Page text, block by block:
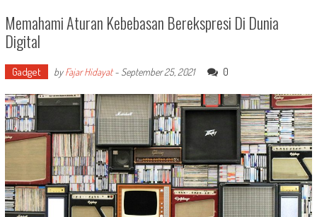
Memahami Aturan Kebebasan Berekspresi Di Dunia
Digital
Gadget byFajar Hidayat- September 25, 2021 0